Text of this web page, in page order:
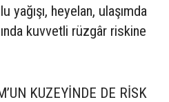
yağışı, heyelan, ulaşımda
kuvvetli rüzgâr riskine
KUZEYİNDE DE RİSK